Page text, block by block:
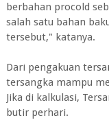
berbahan procold
salah satu bahan
tersebut," katanya.
Dari pengakuan
tersangka mampu
Jika di kalkulasi,
butir perhari.